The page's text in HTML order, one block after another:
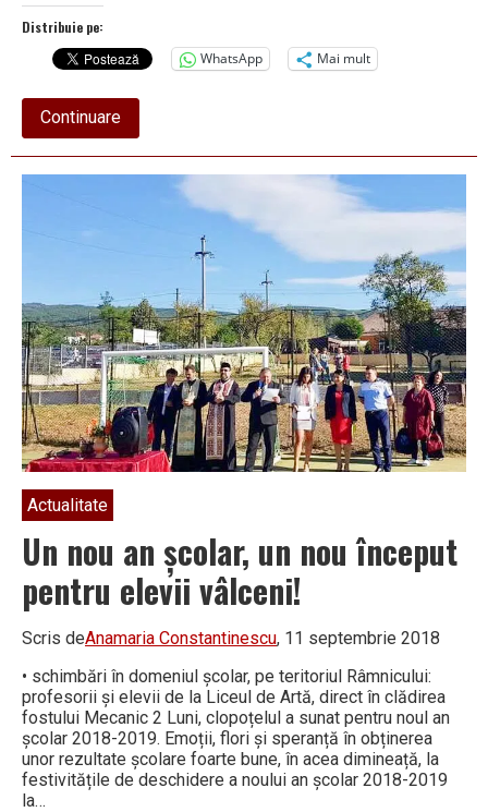
Distribuie pe:
WhatsApp
Mai mult
Continuareabout
Neobositul
muncitor
Fârtățești
Actualitate
Un nou an școlar, un nou început
pentru elevii vâlceni!
Scris deAnamaria Constantinescu, 11 septembrie 2018
• schimbări în domeniul școlar, pe teritoriul Râmnicului:
profesorii și elevii de la Liceul de Artă, direct în clădirea
fostului Mecanic 2 Luni, clopoțelul a sunat pentru noul an
școlar 2018-2019. Emoții, flori și speranță în obținerea
unor rezultate școlare foarte bune, în acea dimineață, la
festivitățile de deschidere a noului an școlar 2018-2019
la…